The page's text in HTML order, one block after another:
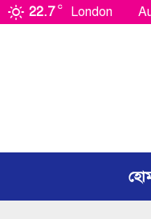
22.7 C London